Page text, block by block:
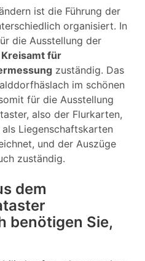
ist die Führung der
organisiert. In
die Ausstellung der
Kreisamt für
zuständig. Das
im schönen
für die Ausstellung
also der Flurkarten,
Liegenschaftskarten
und der Auszüge
zuständig.
dem
benötigen Sie,